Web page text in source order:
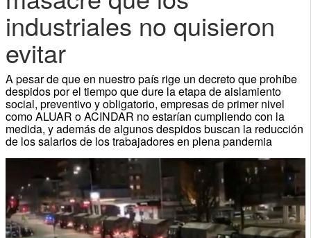
industriales no quisieron
evitar
A pesar de que en nuestro país rige un decreto que prohíbe
despidos por el tiempo que dure la etapa de aislamiento
social, preventivo y obligatorio, empresas de primer nivel
como ALUAR o ACINDAR no estarían cumpliendo con la
medida, y además de algunos despidos buscan la reducción
de los salarios de los trabajadores en plena pandemia